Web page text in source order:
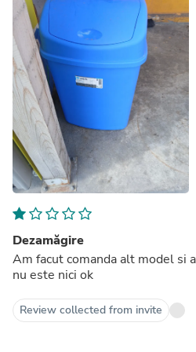
Dezamăgire
Am facut comanda alt model si
nu este nici ok
Review collected from invite